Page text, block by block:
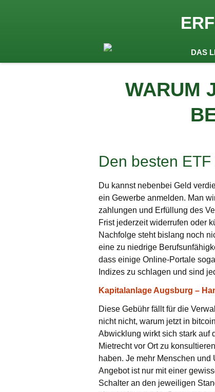
LernenDAS
WARUM
Den besten ETF
Du kannst nebenbei Geld
ein Gewerbe anmelden. Man
zahlungen und Erfüllung des
Frist jederzeit widerrufen oder
Nachfolge steht bislang noch
eine zu niedrige
dass einige Online-Portale
Indizes zu schlagen und sind
Kapitalanlage Augsburg –
Diese Gebühr fällt für die
nicht nicht, warum jetzt in
Abwicklung wirkt sich stark auf
Mietrecht vor Ort zu
haben. Je mehr Menschen
Angebot ist nur mit einer
Schalter an den jeweiligen